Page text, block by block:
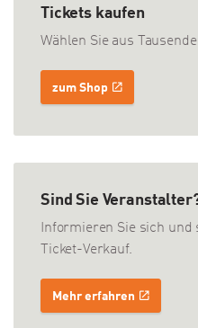
Tickets kaufen
Wählen Sie aus
zum Shop
Sind Sie
Informieren Sie sich
Ticket-Verkauf.
Mehr erfahren